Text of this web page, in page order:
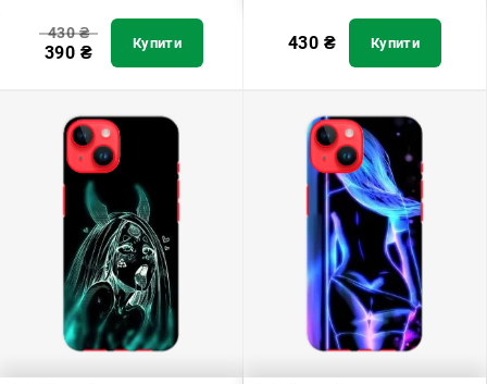
430₴
390 ₴ Купити 430 ₴ Купити